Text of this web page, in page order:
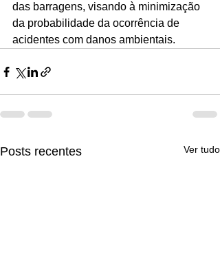
das barragens, visando à minimização
da probabilidade da ocorrência de
acidentes com danos ambientais.
Posts recentes Ver tudo